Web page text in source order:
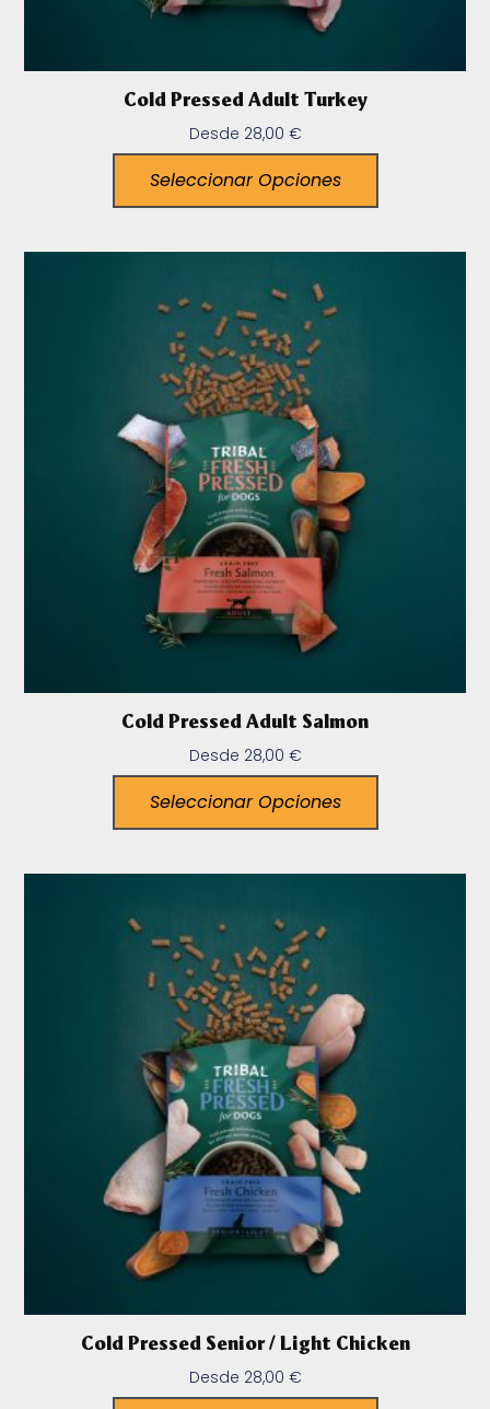
Cold Pressed Adult Turkey
Desde 28,00 €
Seleccionar Opciones
Cold Pressed Adult Salmon
Desde 28,00 €
Seleccionar Opciones
Cold Pressed Senior / Light Chicken
Desde 28,00 €